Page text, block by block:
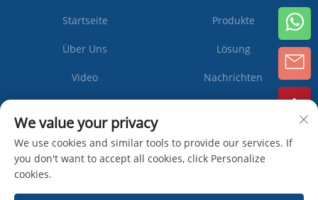
Startseite Produkte
Über Uns Lösung
Video Nachrichten
We value your privacy
We use cookies and similar tools to provide our services. If
you don't want to accept all cookies, click Personalize
cookies.